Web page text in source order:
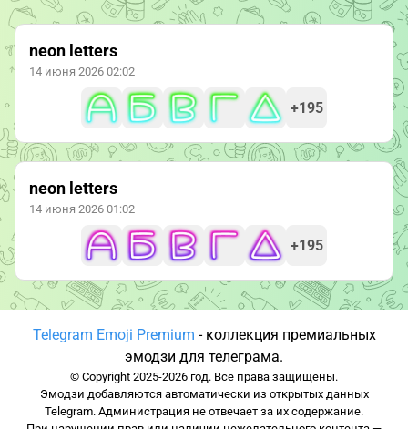
neon letters
14 июня 2026 02:02
+195
neon letters
14 июня 2026 01:02
+195
Telegram Emoji Premium - коллекция премиальных
эмодзи для телеграма.
© Copyright 2025-2026 год. Все права защищены.
Эмодзи добавляются автоматически из открытых данных
Telegram. Администрация не отвечает за их содержание.